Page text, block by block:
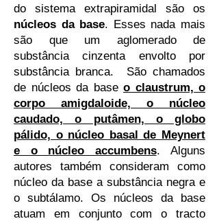
do sistema extrapiramidal são os
núcleos da base. Esses nada mais
são que um aglomerado de
substância cinzenta envolto por
substância branca. São chamados
de núcleos da base o claustrum, o
corpo amigdaloide, o núcleo
caudado, o putâmen, o globo
pálido, o núcleo basal de Meynert
e o núcleo accumbens. Alguns
autores também consideram como
núcleo da base a substância negra e
o subtálamo. Os núcleos da base
atuam em conjunto com o tracto